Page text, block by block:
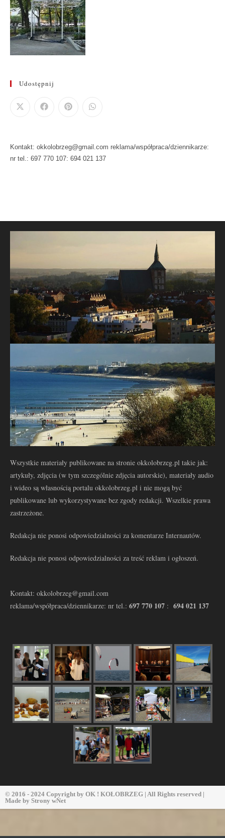
Udostępnij
Kontakt: okkolobrzeg@gmail.com reklama/współpraca/dziennikarze:
nr tel.: 697 770 107: 694 021 137
Wszystkie materiały publikowane na stronie okkolobrzeg.pl takie jak:
artykuły, zdjęcia (w tym szczególnie zdjęcia autorskie), materiały audio
i wideo są własnością portalu okkolobrzeg.pl i nie mogą być
publikowane lub wykorzystywane bez zgody redakcji. Wszelkie prawa
zastrzeżone.
Redakcja nie ponosi odpowiedzialności za komentarze Internautów.
Redakcja nie ponosi odpowiedzialności za treść reklam i ogłoszeń.
Kontakt: okkolobrzeg@gmail.com
reklama/współpraca/dziennikarze: nr tel.: 697 770 107 : 694 021 137
© 2016 - 2024 Copyright by OK ! KOŁOBRZEG | All Rights reserved |
Made by Strony wNet